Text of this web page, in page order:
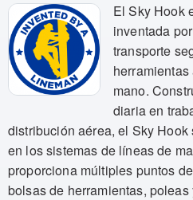
El Sky Hook
inventada
transporte
mano.
diaria en
distribución aérea, el Sky
en los sistemas de líneas de
proporciona múltiples puntos
bolsas de herramientas,